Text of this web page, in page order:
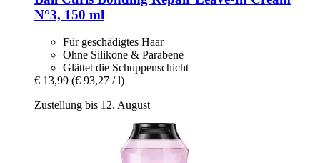
N°3, 150 ml
Für geschädigtes Haar
Ohne Silikone & Parabene
Glättet die Schuppenschicht
€ 13,99 (€ 93,27 / l)
Zustellung bis 12. August